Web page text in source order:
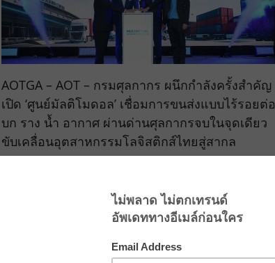
AOTGA – AOT – กรมศุลกากร ผนึกกำลังครั้งสำคัญ
เปิด ‘ศูนย์มัลติโมดอล’ เชื่อมการขนส่งแบบไร้รอยต่อ
บก ราง น้ำ อากาศ ผ่านด่านศุลกากรจบในจุดเดียว
ขับเคลื่อนอุตสาหกรรมโลจิสติกส์ไทยสู่สากล